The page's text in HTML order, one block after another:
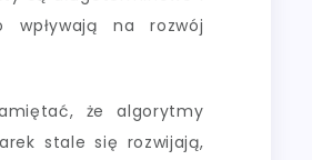
wpływają na rozwój
że algorytmy
stale się rozwijają,